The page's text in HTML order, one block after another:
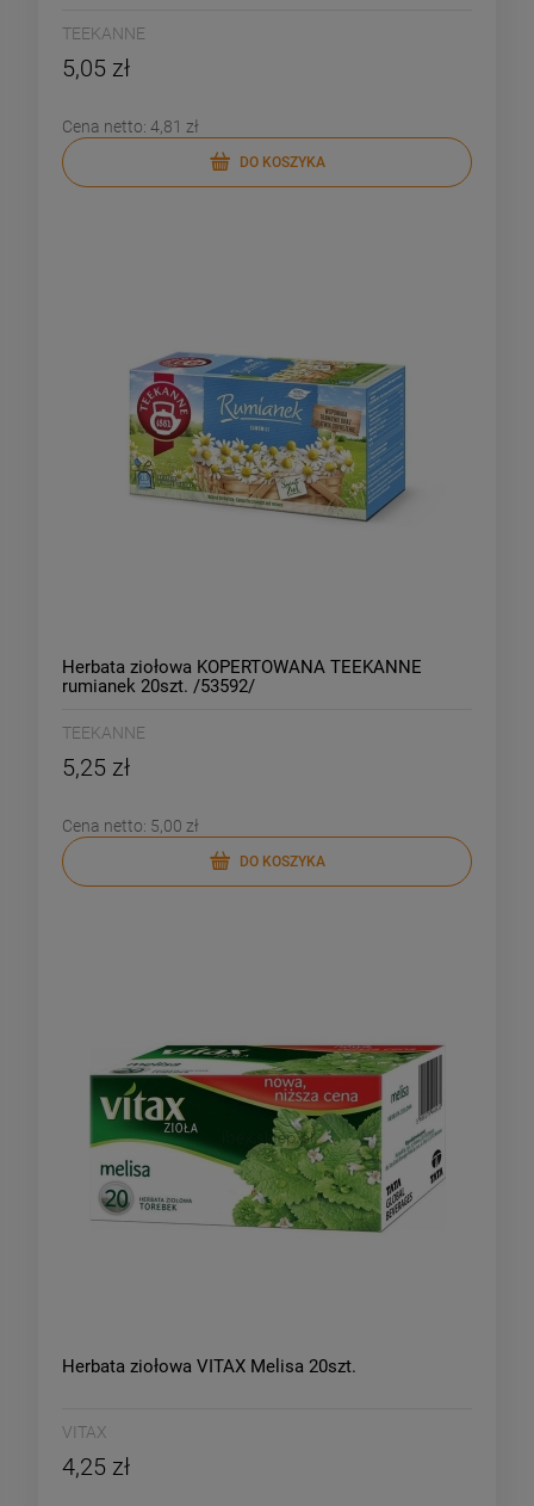
TEEKANNE
5,05 zł
Cena netto: 4,81 zł
DO KOSZYKA
Herbata ziołowa KOPERTOWANA TEEKANNE
rumianek 20szt. /53592/
TEEKANNE
5,25 zł
Cena netto: 5,00 zł
DO KOSZYKA
Herbata ziołowa VITAX Melisa 20szt.
VITAX
4,25 zł